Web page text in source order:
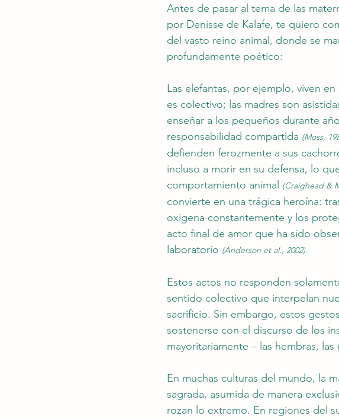
Antes de pasar al tema de las
por Denisse de Kalafe, te quiero
del vasto reino animal, donde se
profundamente poético:
Las elefantas, por ejemplo, viven
es colectivo; las madres son
enseñar a los pequeños durante
responsabilidad compartida (Moss,
defienden ferozmente a sus
incluso a morir en su defensa, lo
comportamiento animal
(Craighead &
convierte en una trágica heroína:
oxigena constantemente y los
acto final de amor que ha sido
laboratorio (Anderson et al., 2002).
Estos actos no responden
sentido colectivo que interpelan
sacrificio. Sin embargo, estos
sostenerse con el discurso de los
mayoritariamente – las hembras,
En muchas culturas del mundo, la
sagrada, asumida de manera
rozan lo extremo. En regiones del